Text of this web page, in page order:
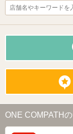
ONE COMPATH